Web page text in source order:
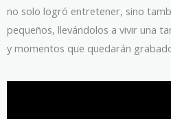
no solo logró entretener, sino
pequeños, llevándolos a vivir una
y momentos que quedarán